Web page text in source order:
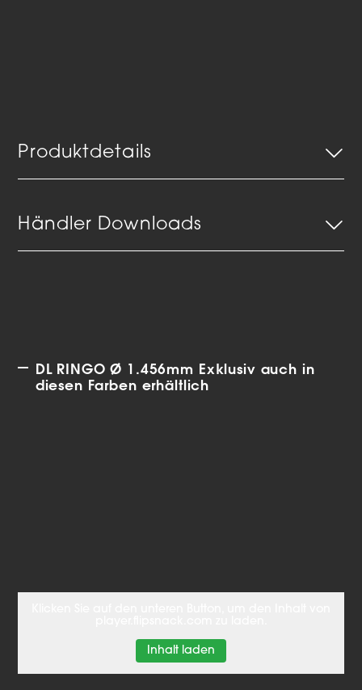
Produktdetails
Händler Downloads
DL RINGO Ø 1.456mm Exklusiv auch in
diesen Farben erhältlich
Inhalt laden